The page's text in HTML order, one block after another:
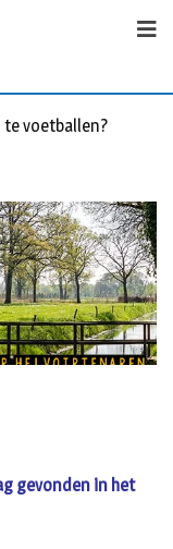
voetballen? Kom
gevonden in het